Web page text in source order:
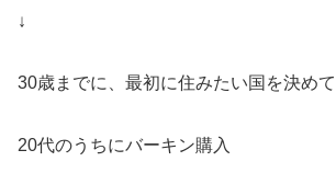
↓
30歳までに、最初に住みたい国を決めて
20代のうちにバーキン購入